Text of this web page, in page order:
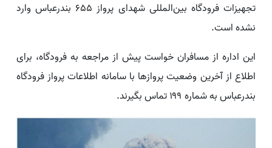
تجهیزات فرودگاه بین‌المللی شهدای پرواز ۶۵۵ بندرعباس وارد
نشده است.
این اداره از مسافران خواست پیش از مراجعه به فرودگاه، برای
اطلاع از آخرین وضعیت پروازها با سامانه اطلاعات پرواز فرودگاه
بندرعباس به شماره ۱۹۹ تماس بگیرند.